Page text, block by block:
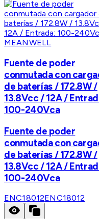
MEANWELL
Fuente de poder
conmutada con
de baterías / 172.8W /
13.8Vcc / 12A /
100-240Vca
Fuente de poder
conmutada con
de baterías / 172.8W /
13.8Vcc / 12A /
100-240Vca
ENC18012ENC18012